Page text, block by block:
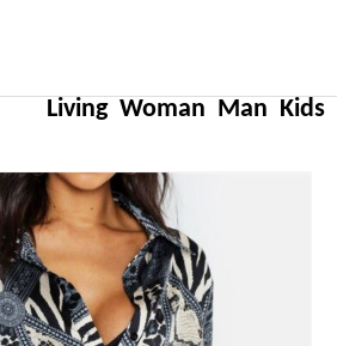
Kids
Man
Woman
Living